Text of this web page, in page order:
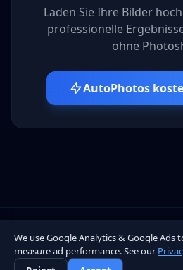
Laden Sie Ihre Bilder
professionelle
ohne
AutoPhotos
AP
Nutzungsbedingungen
© 2026 AutoPhotos — KI-
We use Google Analytics & Google
measure ad performance. See our